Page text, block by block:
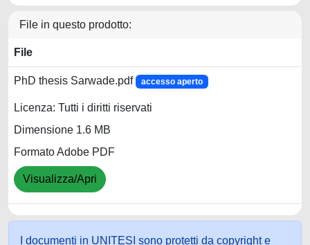
File in questo prodotto:
File
PhD thesis Sarwade.pdf accesso aperto
Licenza: Tutti i diritti riservati
Dimensione 1.6 MB
Formato Adobe PDF
Visualizza/Apri
I documenti in UNITESI sono protetti da copyright e